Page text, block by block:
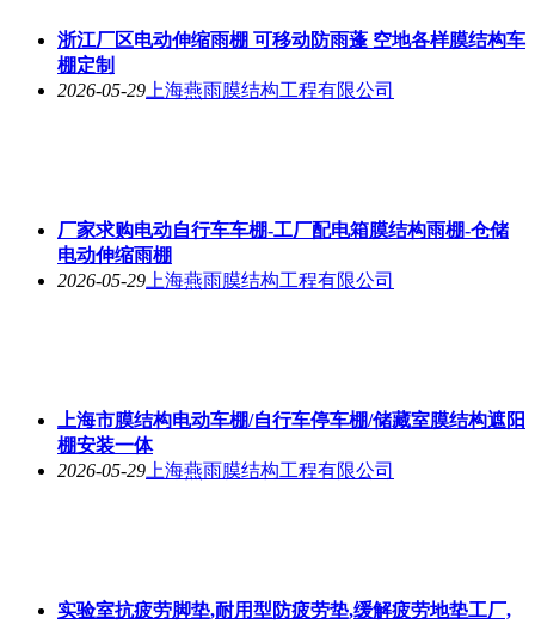
浙江厂区电动伸缩雨棚 可移动防雨蓬 空地各样膜结构车
棚定制
2026-05-29 上海燕雨膜结构工程有限公司
厂家求购电动自行车车棚-工厂配电箱膜结构雨棚-仓储
电动伸缩雨棚
2026-05-29 上海燕雨膜结构工程有限公司
上海市膜结构电动车棚/自行车停车棚/储藏室膜结构遮阳
棚安装一体
2026-05-29 上海燕雨膜结构工程有限公司
实验室抗疲劳脚垫,耐用型防疲劳垫,缓解疲劳地垫工厂,